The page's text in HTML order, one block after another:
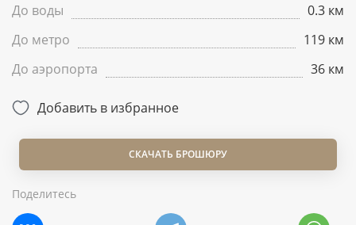
До воды
0.3 км
До метро
119 км
До аэропорта
36 км
Добавить в избранное
СКАЧАТЬ БРОШЮРУ
Поделитесь